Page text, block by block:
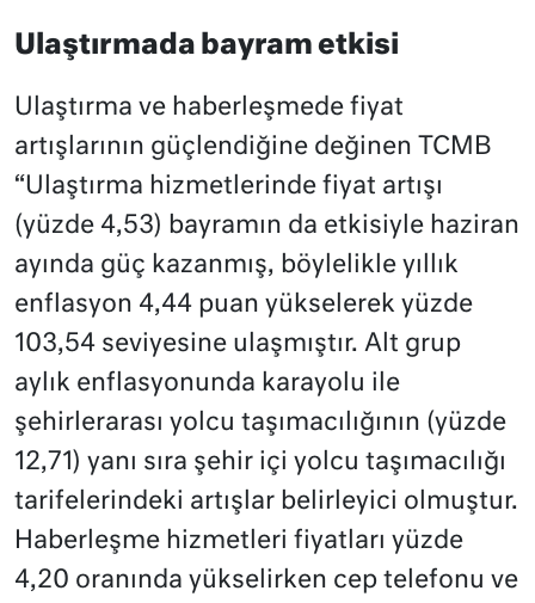
Ulaştırmada bayram etkisi
Ulaştırma ve haberleşmede fiyat
artışlarının güçlendiğine değinen TCMB
“Ulaştırma hizmetlerinde fiyat artışı
(yüzde 4,53) bayramın da etkisiyle haziran
ayında güç kazanmış, böylelikle yıllık
enflasyon 4,44 puan yükselerek yüzde
103,54 seviyesine ulaşmıştır. Alt grup
aylık enflasyonunda karayolu ile
şehirlerarası yolcu taşımacılığının (yüzde
12,71) yanı sıra şehir içi yolcu taşımacılığı
tarifelerindeki artışlar belirleyici olmuştur.
Haberleşme hizmetleri fiyatları yüzde
4,20 oranında yükselirken cep telefonu ve